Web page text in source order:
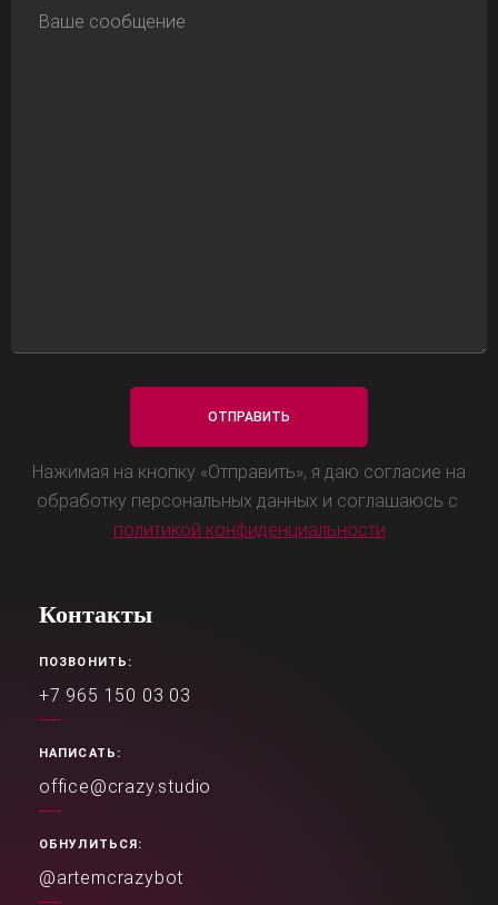
Нажимая на кнопку «Отправить», я даю согласие на
обработку персональных данных и соглашаюсь с
политикой конфиденциальности
Контакты
ПОЗВОНИТЬ:
+7 965 150 03 03
НАПИСАТЬ:
office@crazy.studio
ОБНУЛИТЬСЯ:
@artemcrazybot